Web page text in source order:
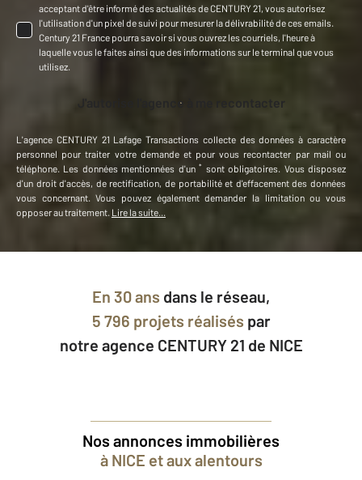
acceptant d'être informé des actualités de CENTURY 21, vous autorisez
l'utilisation d'un pixel de suivi pour mesurer la délivrabilité de ces emails.
Century 21 France pourra savoir si vous ouvrez les courriels, l'heure à
laquelle vous le faites ainsi que des informations sur le terminal que vous
utilisez.
J'autorise l'agence à me recontacter
L'agence CENTURY 21 Lafage Transactions collecte des données à caractère
personnel pour traiter votre demande et pour vous recontacter par mail ou
téléphone. Les données mentionnées d'un * sont obligatoires. Vous disposez
d'un droit d'accès, de rectification, de portabilité et d'effacement des données
vous concernant. Vous pouvez également demander la limitation ou vous
opposer au traitement. Lire la suite...
En 30 ans dans le réseau,
5 796 projets réalisés par
notre agence CENTURY 21 de NICE
Nos annonces immobilières
à NICE et aux alentours